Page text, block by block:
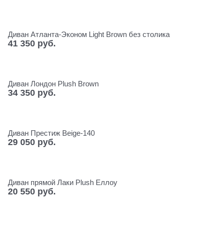
Диван Атланта-Эконом Light Brown без столика
41 350 руб.
Диван Лондон Plush Brown
34 350 руб.
Диван Престиж Beige-140
29 050 руб.
Диван прямой Лаки Plush Еллоу
20 550 руб.